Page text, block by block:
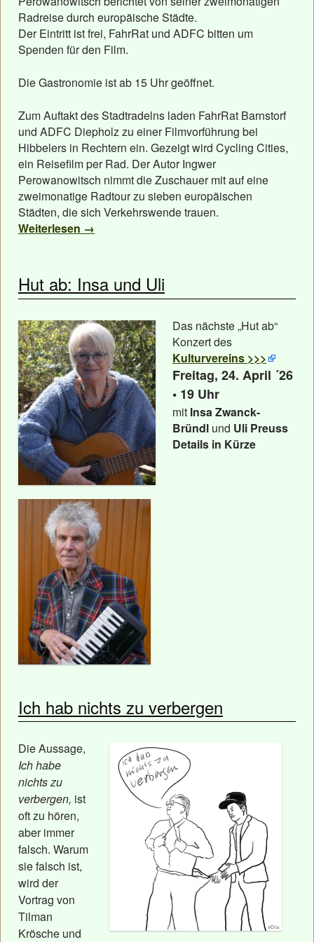
Radreise durch europäische Städte.
Der Eintritt ist frei, FahrRat und ADFC bitten um
Spenden für den Film.
Die Gastronomie ist ab 15 Uhr geöffnet.
Zum Auftakt des Stadtradelns laden FahrRat Barnstorf
und ADFC Diepholz zu einer Filmvorführung bei
Hibbelers in Rechtern ein. Gezeigt wird Cycling Cities,
ein Reisefilm per Rad. Der Autor Ingwer
Perowanowitsch nimmt die Zuschauer mit auf eine
zweimonatige Radtour zu sieben europäischen
Städten, die sich Verkehrswende trauen.
Weiterlesen →
Hut ab: Insa und Uli
Das nächste „Hut ab“
Konzert des
Kulturvereins >>>
Freitag, 24. April ´26
• 19 Uhr
mit Insa Zwanck-
Bründl und Uli Preuss
Details in Kürze
Ich hab nichts zu verbergen
Die Aussage,
Ich habe
nichts zu
verbergen, ist
oft zu hören,
aber immer
falsch. Warum
sie falsch ist,
wird der
Vortrag von
Tilman
Krösche und